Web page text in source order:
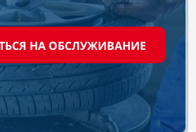
НА ОБСЛУЖИВАНИЕ